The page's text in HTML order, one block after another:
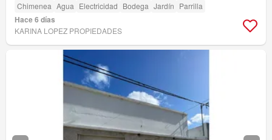
Chimenea Agua Electricidad Bodega Jardín Parrilla
Hace 6 días
KARINA LOPEZ PROPIEDADES